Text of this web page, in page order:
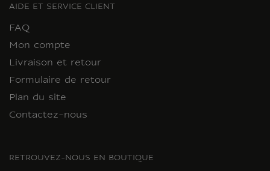
AIDE ET SERVICE CLIENT
FAQ
Mon compte
Livraison et retour
Formulaire de retour
Plan du site
Contactez-nous
RETROUVEZ-NOUS EN BOUTIQUE